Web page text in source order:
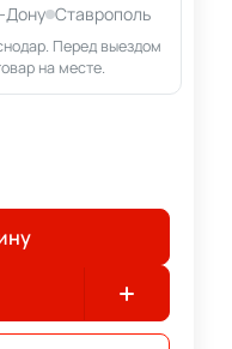
Дону Ставрополь
Перед выездом
на месте.